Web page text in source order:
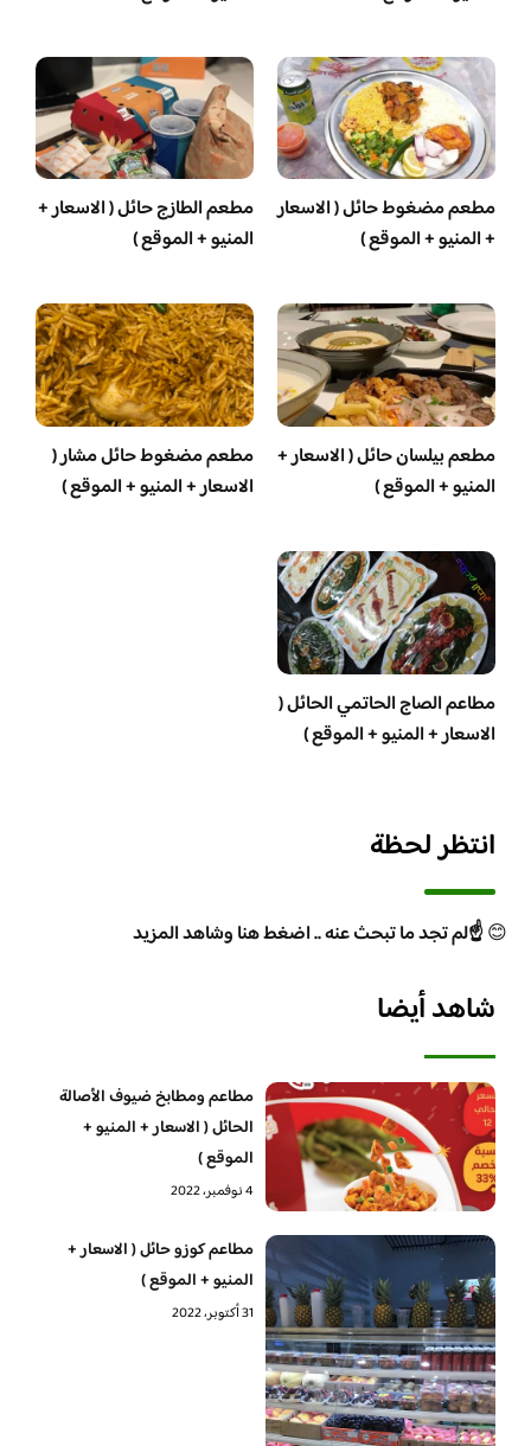
مطعم مضغوط حائل ( الاسعار
+ المنيو + الموقع )
مطعم الطازج حائل ( الاسعار +
المنيو + الموقع )
مطعم بيلسان حائل ( الاسعار +
المنيو + الموقع )
مطعم مضغوط حائل مشار (
الاسعار + المنيو + الموقع )
مطاعم الصاج الحاتمي الحائل (
الاسعار + المنيو + الموقع )
انتظر لحظة
😊☝️لم تجد ما تبحث عنه .. اضغط هنا وشاهد المزيد
شاهد أيضا
مطاعم ومطابخ ضيوف الأصالة
الحائل ( الاسعار + المنيو +
الموقع )
4 نوفمبر، 2022
مطاعم كوزو حائل ( الاسعار +
المنيو + الموقع )
31 أكتوبر، 2022